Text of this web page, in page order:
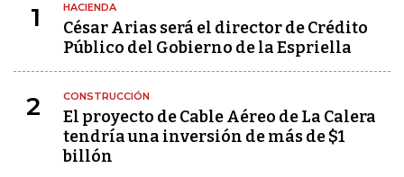
1 HACIENDA
César Arias será el director de Crédito
Público del Gobierno de la Espriella
2 CONSTRUCCIÓN
El proyecto de Cable Aéreo de La Calera
tendría una inversión de más de $1
billón